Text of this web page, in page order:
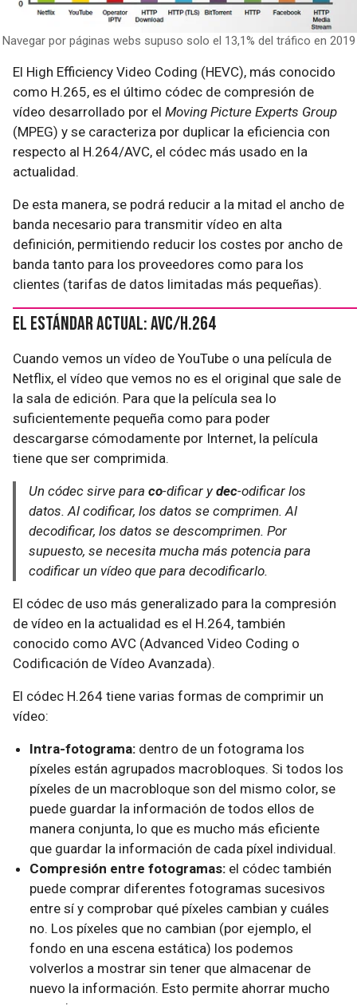
Navegar por páginas webs supuso solo el 13,1% del tráfico en 2019
El High Efficiency Video Coding (HEVC), más conocido
como H.265, es el último códec de compresión de
vídeo desarrollado por el Moving Picture Experts Group
(MPEG) y se caracteriza por duplicar la eficiencia con
respecto al H.264/AVC, el códec más usado en la
actualidad.
De esta manera, se podrá reducir a la mitad el ancho de
banda necesario para transmitir vídeo en alta
definición, permitiendo reducir los costes por ancho de
banda tanto para los proveedores como para los
clientes (tarifas de datos limitadas más pequeñas).
El estándar actual: AVC/H.264
Cuando vemos un vídeo de YouTube o una película de
Netflix, el vídeo que vemos no es el original que sale de
la sala de edición. Para que la película sea lo
suficientemente pequeña como para poder
descargarse cómodamente por Internet, la película
tiene que ser comprimida.
Un códec sirve para co-dificar y dec-odificar los
datos. Al codificar, los datos se comprimen. Al
decodificar, los datos se descomprimen. Por
supuesto, se necesita mucha más potencia para
codificar un vídeo que para decodificarlo.
El códec de uso más generalizado para la compresión
de vídeo en la actualidad es el H.264, también
conocido como AVC (Advanced Video Coding o
Codificación de Vídeo Avanzada).
El códec H.264 tiene varias formas de comprimir un
vídeo:
Intra-fotograma: dentro de un fotograma los
píxeles están agrupados macrobloques. Si todos los
píxeles de un macrobloque son del mismo color, se
puede guardar la información de todos ellos de
manera conjunta, lo que es mucho más eficiente
que guardar la información de cada píxel individual.
Compresión entre fotogramas: el códec también
puede comprar diferentes fotogramas sucesivos
entre sí y comprobar qué píxeles cambian y cuáles
no. Los píxeles que no cambian (por ejemplo, el
fondo en una escena estática) los podemos
volverlos a mostrar sin tener que almacenar de
nuevo la información. Esto permite ahorrar mucho